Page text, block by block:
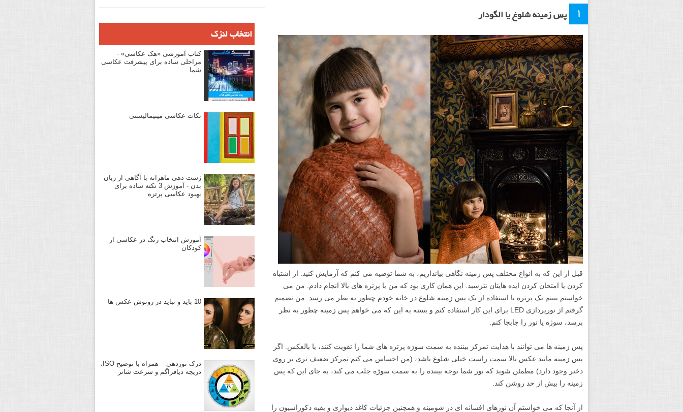
۱ پس زمینه شلوغ یا الگودار
قبل از این که به انواع مختلف پس زمینه نگاهی بیاندازیم، به شما توصیه می کنم که آزمایش کنید. از اشتباه
کردن یا امتحان کردن ایده هایتان نترسید. این همان کاری بود که من با پرتره های بالا انجام دادم. من می
خواستم ببینم یک پرتره با استفاده از یک پس زمینه شلوغ در خانه خودم چطور به نظر می رسد. من تصمیم
گرفتم از نورپردازی LED برای این کار استفاده کنم و بسته به این که می خواهم پس زمینه چطور به نظر
برسد، سوژه یا نور را جابجا کنم.
پس زمینه ها می توانند با هدایت تمرکز بیننده به سمت سوژه پرتره های شما را تقویت کنند، یا بالعکس. اگر
پس زمینه مانند عکس بالا سمت راست خیلی شلوغ باشد، (من احساس می کنم تمرکز ضعیف تری بر روی
دختر وجود دارد) مطمئن شوید که نور شما توجه بیننده را به سمت سوژه جلب می کند، به جای این که پس
زمینه را بیش از حد روشن کند.
از آنجا که می خواستم آن نورهای افسانه ای در شومینه و همچنین جزئیات کاغذ دیواری و بقیه دکوراسیون را
انتخاب لنزک
کتاب آموزشی «هک عکاسی» -
مراحلی ساده برای پیشرفت عکاسی
شما
نکات عکاسی مینیمالیستی
ژست دهی ماهرانه با آگاهی از زبان
بدن - آموزش 3 نکته ساده برای
بهبود عکاسی پرتره
آموزش انتخاب رنگ در عکاسی از
کودکان
10 باید و نباید در روتوش عکس ها
درک نوردهی – همراه با توضیح ISO،
دریچه دیافراگم و سرعت شاتر